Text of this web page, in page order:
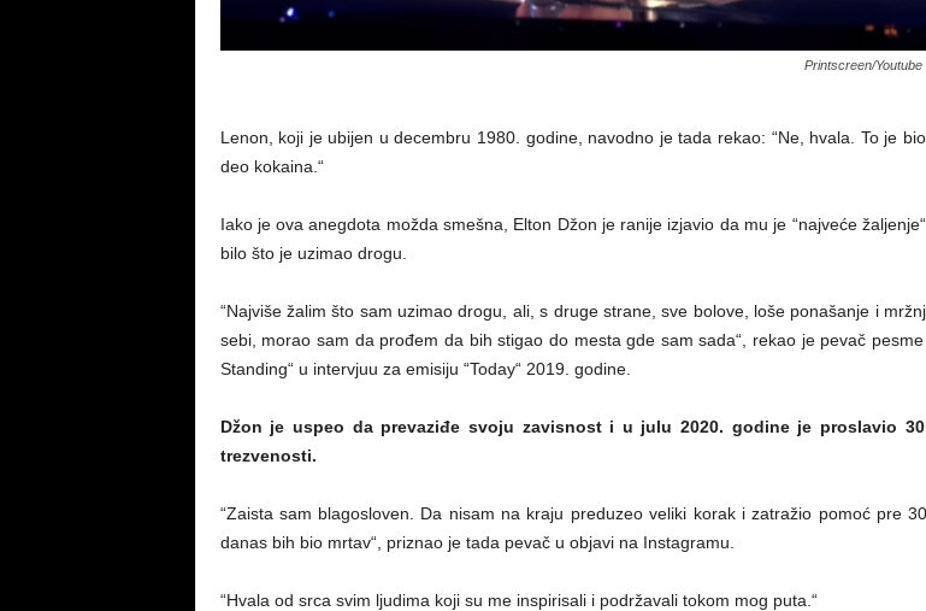
Printscreen/Youtube
Lenon, koji je ubijen u decembru 1980. godine, navodno je tada rekao: “Ne, hvala. To je
deo kokaina.“
Iako je ova anegdota možda smešna, Elton Džon je ranije izjavio da mu je “najveće
bilo što je uzimao drogu.
“Najviše žalim što sam uzimao drogu, ali, s druge strane, sve bolove, loše ponašanje i
sebi, morao sam da prođem da bih stigao do mesta gde sam sada“, rekao je pevač pesme
Standing“ u intervjuu za emisiju “Today“ 2019. godine.
Džon je uspeo da prevaziđe svoju zavisnost i u julu 2020. godine je proslavio
trezvenosti.
“Zaista sam blagosloven. Da nisam na kraju preduzeo veliki korak i zatražio pomoć pre 30
danas bih bio mrtav“, priznao je tada pevač u objavi na Instagramu.
“Hvala od srca svim ljudima koji su me inspirisali i podržavali tokom mog puta.“